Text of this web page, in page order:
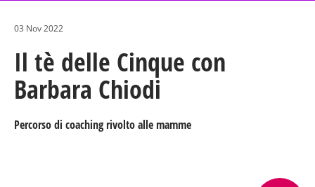
03 Nov 2022
Il tè delle Cinque con
Barbara Chiodi
Percorso di coaching rivolto alle mamme